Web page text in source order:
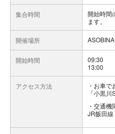
集合時間
開始時間
ます。
開催場所 ASOBINA
開始時間
09:30
13:00
アクセス方法
お車で
「小黒
交通機
JR飯田